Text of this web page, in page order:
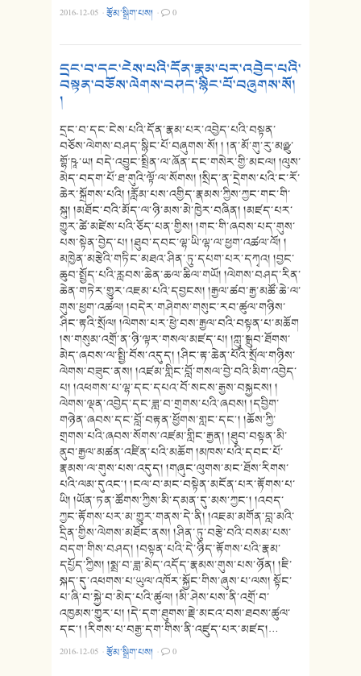
2016-12-05 ·རྩོམ་སྒྲིག་པས། · 0
དྲང་བ་དང་ངེས་པའི་དོན་རྣམ་པར་འབྱེད་པའི་
བསྟན་བཅོས་ལེགས་བཤད་སྙིང་པོ་བཞུགས་སོ།
།
དྲང་བ་དང་ངེས་པའི་དོན་རྣམ་པར་འབྱེད་པའི་བསྟན་
བཅོས་ལེགས་བཤད་སྙིང་པོ་བཞུགས་སོ། ། །ན་མོ་གུ་རུ་མཉྫུ་
གྷོ་ཥཱ་ཡ། བདེ་འབྱུང་སྤྲིན་ལ་ཞོན་དང་གསེར་གྱི་མངལ། །ལུས་
མེད་བདག་པོ་ཐ་གུའི་ལྟོ་ལ་སོགས། །སྲིད་ན་དྲེགས་པའི་ང་རོ་
ཆེར་སྐྲོགས་པའི། །རློམ་པས་འགྱིད་རྣམས་ཀྱིས་ཀྱང་གང་གི་
སྐུ། །མཐོང་བའི་མོད་ལ་ཉི་མས་མེ་ཁྱེར་བཞིན། །མཛད་པར་
གྱུར་ཚེ་མཛེས་པའི་ཅོད་པན་གྱིས། །གང་གི་ཞབས་པད་གུས་
པས་སྟེན་བྱེད་པ། །ཐུབ་དབང་ལྷ་ཡི་ལྷ་ལ་ཕྱག་འཚལ་ལོ། །
མཁྱེན་མརྩེའི་གཏིང་མཐའ་ཤིན་ཏུ་དཔག་པར་དཀྭའ། །བྱང་
ཆུབ་སྤྱོད་པའི་རླབས་ཆེན་ཆལ་ཆིལ་གཡོ། །ལེགས་བཤད་རིན་
ཆེན་གཏེར་གྱུར་འཇམ་པའི་དབྱངས། །རྒྱལ་ཚབ་རྒྱ་མཚོ་ཆེ་ལ་
གུས་ཕྱག་འཚལ། །བདེར་གཤེགས་གསུང་རབ་ཚུལ་གཉིས་
ཤིང་རྟའི་སྲོལ། །ལེགས་པར་ཕྱེ་བས་རྒྱལ་བའི་བསྟན་པ་མཆོག
།ས་གསུམ་འགྲོ་ན་ཉི་ལྟར་གསལ་མཛད་པ། །ཀླུ་སྒྲུབ་ཐོགས་
མེད་ཞབས་ལ་སྤྱི་བོས་འདུད། །ཤིང་རྟ་ཆེན་པོའི་སྲོལ་གཉིས་
ལེགས་བཟུང་ནས། །འཛམ་གླིང་བློ་གསལ་བྱེ་བའི་མིག་འབྱེད་
པ། །འཕགས་པ་ལྷ་དང་དཔའ་བོ་སངས་རྒྱས་བསྐྱངས། །
ལེགས་ལྡན་འབྱེད་དང་ཟླ་བ་གྲགས་པའི་ཞབས། །དབྱིག་
གཉེན་ཞབས་དང་བློ་བརྟན་ཕྱོགས་གླང་དང༌། །ཆོས་ཀྱི་
གྲགས་པའི་ཞབས་སོགས་འཛམ་གླིང་རྒྱན། །ཐུབ་བསྟན་མི་
ནུབ་རྒྱལ་མཚན་འཛིན་པའི་མཆོག །མཁས་པའི་དབང་པོ་
རྣམས་ལ་གུས་པས་འདུད། །གཞུང་ལུགས་མང་ཐོས་རིགས་
པའི་ལམ་དུའང༌། །ངལ་བ་མང་བསྟེན་མངོན་པར་རྟོགས་པ་
ཡི། །ཡོན་ཏན་ཚོགས་ཀྱིས་མི་དམན་དུ་མས་ཀྱང༌། །འབད་
ཀྱང་རྟོགས་པར་མ་གྱུར་གནས་དེ་ནི། །འཇམ་མགོན་བླ་མའི་
དྲིན་གྱིས་ལེགས་མཐོང་ནས། །ཤིན་ཏུ་བརྩེ་བའི་བསམ་པས་
བདག་གིས་བཤད། །བསྟན་པའི་དེ་ཉིད་རྟོགས་པའི་རྣམ་
དཔྱོད་ཀྱིས། །སྨྲ་བ་ཟླ་མེད་འདོད་རྣམས་གུས་པས་ཉོན། །ཇི་
སྐད་དུ་འཕགས་པ་ཡུལ་འཁོར་སྐྱོང་གིས་ཞུས་པ་ལས། སྟོང་
པ་ཞི་བ་སྐྱེ་བ་མེད་པའི་ཚུལ། །མི་ཤེས་པས་ནི་འགྲོ་བ་
འཁྱམས་གྱུར་པ། །དེ་དག་ཐུགས་རྗེ་མངའ་བས་ཐབས་ཚུལ་
དང༌། །རིགས་པ་བརྒྱ་དག་གིས་ནི་འཛུད་པར་མཛད།…
2016-12-05 ·རྩོམ་སྒྲིག་པས། · 0